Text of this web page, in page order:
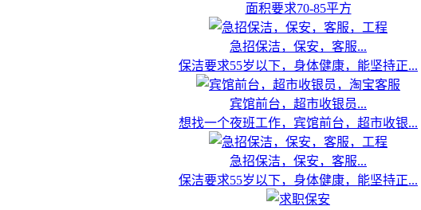
面积要求70-85平方
急招保洁，保安，客服...
保洁要求55岁以下，身体健康，能坚持正...
宾馆前台，超市收银员...
想找一个夜班工作，宾馆前台，超市收银...
急招保洁，保安，客服...
保洁要求55岁以下，身体健康，能坚持正...